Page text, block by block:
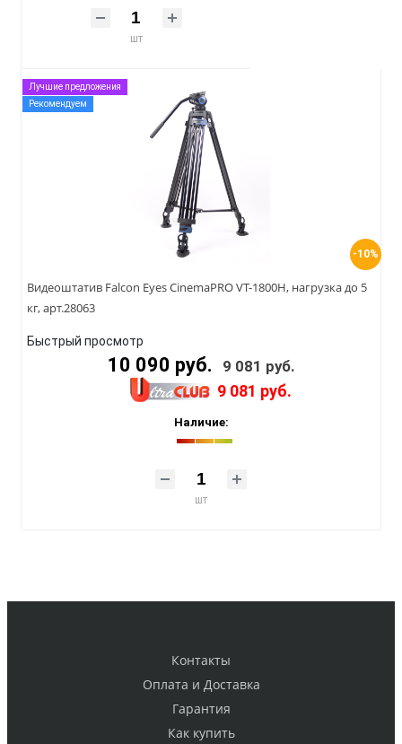
шт
-10%
Лучшие предложения
Рекомендуем
Видеоштатив Falcon Eyes CinemaPRO VT-1800H, нагрузка до 5
кг, арт.28063
Быстрый просмотр
10 090 руб. 9 081 руб.
9 081 руб.
Наличие:
шт
Контакты
Оплата и Доставка
Гарантия
Как купить